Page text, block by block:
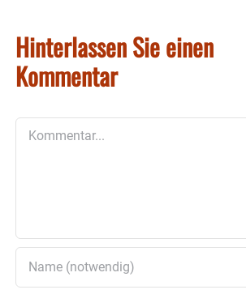
Hinterlassen Sie einen
Kommentar